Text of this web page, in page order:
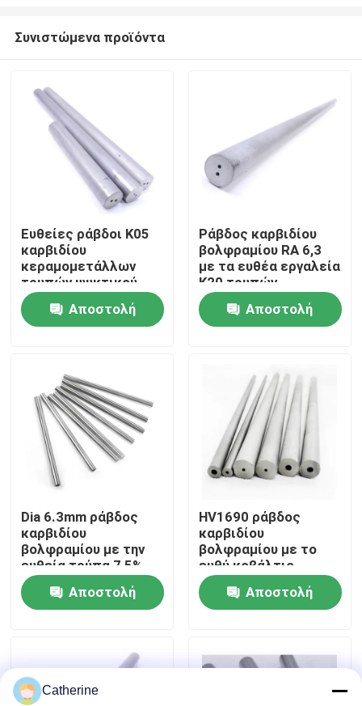
Σπίτι
Προϊόντα
Γύρος εργοστασίων
Ποιοτικός έλεγχος
Μας ελάτε σε επαφή με
Ειδήσεις
Ζητήστε ένα απόσπασμα
Ράβδοι καρβιδίου με Chamfer
Συνιστώμενα προϊόντα
Ευθείες ράβδοι K05
καρβιδίου
κεραμομετάλλων
τρυπών ψυκτικού
μέσου - K10 για την
κατεργασία του
χάλυβα
Αποστολή
Ράβδος καρβιδίου
βολφραμίου RA 6,3
με τα ευθέα εργαλεία
K20 τρυπών -
κοβάλτιο K40 10%
Αποστολή
Dia 6.3mm ράβδος
καρβιδίου
βολφραμίου με την
ευθεία τρύπα 7,5%
φραγμός κοβαλτίου
Αποστολή
HV1690 ράβδος
καρβιδίου
βολφραμίου με το
ευθύ κοβάλτιο
τρυπών 12% 12mm
διάμετροςΑποστολή
Catherine